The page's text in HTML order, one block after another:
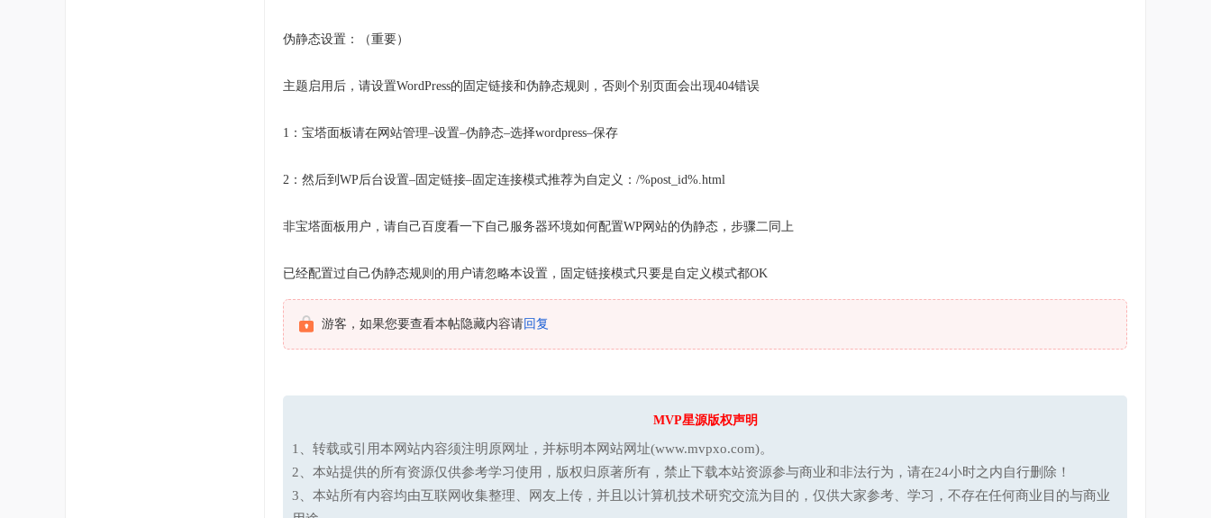
伪静态设置：（重要）
主题启用后，请设置WordPress的固定链接和伪静态规则，否则个别页面会出现404错误
1：宝塔面板请在网站管理–设置–伪静态–选择wordpress–保存
2：然后到WP后台设置–固定链接–固定连接模式推荐为自定义：/%post_id%.html
非宝塔面板用户，请自己百度看一下自己服务器环境如何配置WP网站的伪静态，步骤二同上
已经配置过自己伪静态规则的用户请忽略本设置，固定链接模式只要是自定义模式都OK
游客，如果您要查看本帖隐藏内容请回复
MVP星源版权声明
1、转载或引用本网站内容须注明原网址，并标明本网站网址(www.mvpxo.com)。
2、本站提供的所有资源仅供参考学习使用，版权归原著所有，禁止下载本站资源参与商业和非法行为，请在24小时之内自行删除！
3、本站所有内容均由互联网收集整理、网友上传，并且以计算机技术研究交流为目的，仅供大家参考、学习，不存在任何商业目的与商业